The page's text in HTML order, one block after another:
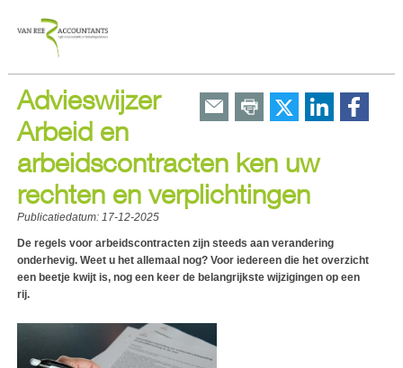
Advieswijzer
Arbeid en
arbeidscontracten ken uw
rechten en verplichtingen
Publicatiedatum: 17-12-2025
De regels voor arbeidscontracten zijn steeds aan verandering
onderhevig. Weet u het allemaal nog? Voor iedereen die het overzicht
een beetje kwijt is, nog een keer de belangrijkste wijzigingen op een
rij.